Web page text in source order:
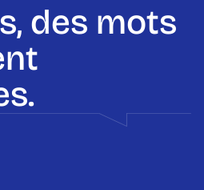
des mots